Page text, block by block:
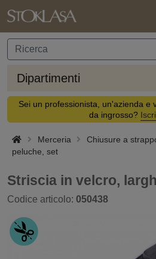
Dipartimenti
Sei un professionista, un'azienda e
da ingrosso?
Merceria Chiusure a
peluche, set
Striscia in velcro,
Codice articolo: 050438